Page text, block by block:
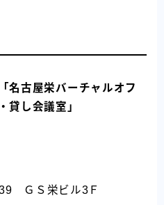
名古屋栄バーチャルオフ
貸し会議室」
ＧＳ栄ビル3Ｆ